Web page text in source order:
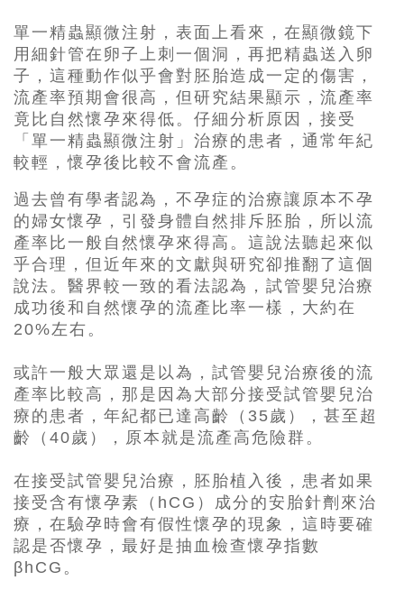
單一精蟲顯微注射，表面上看來，在顯微鏡下
用細針管在卵子上刺一個洞，再把精蟲送入卵
子，這種動作似乎會對胚胎造成一定的傷害，
流產率預期會很高，但研究結果顯示，流產率
竟比自然懷孕來得低。仔細分析原因，接受
「單一精蟲顯微注射」治療的患者，通常年紀
較輕，懷孕後比較不會流產。
過去曾有學者認為，不孕症的治療讓原本不孕
的婦女懷孕，引發身體自然排斥胚胎，所以流
產率比一般自然懷孕來得高。這說法聽起來似
乎合理，但近年來的文獻與研究卻推翻了這個
說法。醫界較一致的看法認為，試管嬰兒治療
成功後和自然懷孕的流產比率一樣，大約在
20%左右。
或許一般大眾還是以為，試管嬰兒治療後的流
產率比較高，那是因為大部分接受試管嬰兒治
療的患者，年紀都已達高齡（35歲），甚至超
齡（40歲），原本就是流產高危險群。
在接受試管嬰兒治療，胚胎植入後，患者如果
接受含有懷孕素（hCG）成分的安胎針劑來治
療，在驗孕時會有假性懷孕的現象，這時要確
認是否懷孕，最好是抽血檢查懷孕指數
βhCG。